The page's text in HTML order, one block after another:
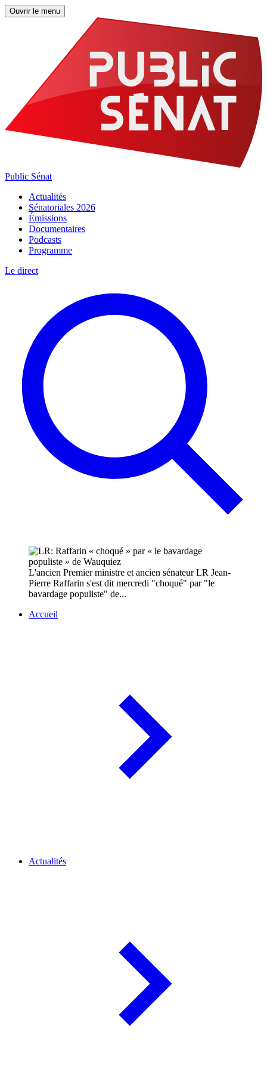
Ouvrir le menu
Public Sénat
Actualités
Sénatoriales 2026
Émissions
Documentaires
Podcasts
Programme
Le direct
L'ancien Premier ministre et ancien sénateur LR Jean-
Pierre Raffarin s'est dit mercredi "choqué" par "le
bavardage populiste" de...
Accueil
Actualités